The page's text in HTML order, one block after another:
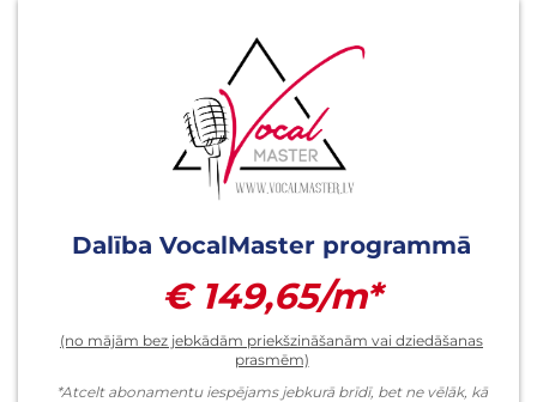
Dalība VocalMaster programmā
€ 149,65/m*
(no mājām bez jebkādām priekšzināšanām vai dziedāšanas
prasmēm)
*Atcelt abonamentu iespējams jebkurā brīdī, bet ne vēlāk, kā